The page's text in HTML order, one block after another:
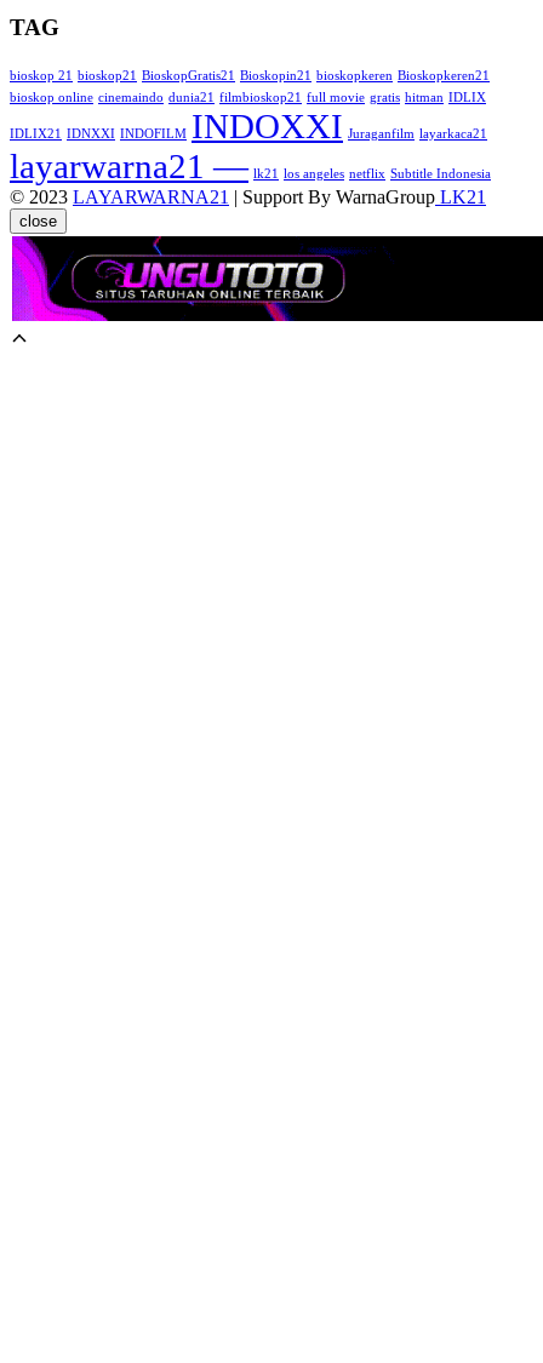
TAG
bioskop 21 bioskop21 BioskopGratis21 Bioskopin21 bioskopkeren Bioskopkeren21
bioskop online cinemaindo dunia21 filmbioskop21 full movie gratis hitman IDLIX
IDLIX21 IDNXXI INDOFILM INDOXXI Juraganfilm layarkaca21
layarwarna21 — lk21 los angeles netflix Subtitle Indonesia
© 2023 LAYARWARNA21 | Support By WarnaGroup LK21
close